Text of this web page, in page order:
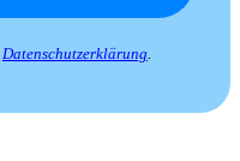
Datenschutzerklärung.